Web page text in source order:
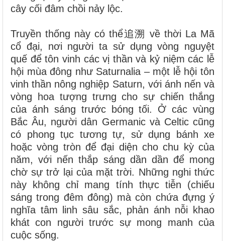
cây cối đâm chồi nảy lộc.
Truyền thống này có thể追溯 về thời La Mã
cổ đại, nơi người ta sử dụng vòng nguyệt
quế để tôn vinh các vị thần và kỷ niệm các lễ
hội mùa đông như Saturnalia – một lễ hội tôn
vinh thần nông nghiệp Saturn, với ánh nến và
vòng hoa tượng trưng cho sự chiến thắng
của ánh sáng trước bóng tối. Ở các vùng
Bắc Âu, người dân Germanic và Celtic cũng
có phong tục tương tự, sử dụng bánh xe
hoặc vòng tròn để đại diện cho chu kỳ của
năm, với nến thắp sáng dần dần để mong
chờ sự trở lại của mặt trời. Những nghi thức
này không chỉ mang tính thực tiễn (chiếu
sáng trong đêm đông) mà còn chứa đựng ý
nghĩa tâm linh sâu sắc, phản ánh nỗi khao
khát con người trước sự mong manh của
cuộc sống.